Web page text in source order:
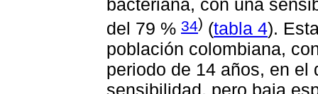
bacteriana, con una
del 79 % 34) (tabla 4).
población colombiana,
periodo de 14 años, en el